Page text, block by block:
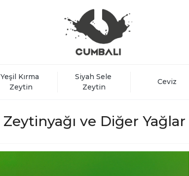
Yeşil Kırma
Zeytin
Siyah Sele
Zeytin
Ceviz
Zeytinyağı ve Diğer Yağlar